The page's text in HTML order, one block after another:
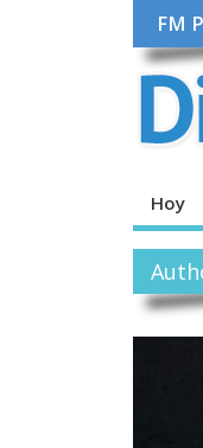
FM
Hoy